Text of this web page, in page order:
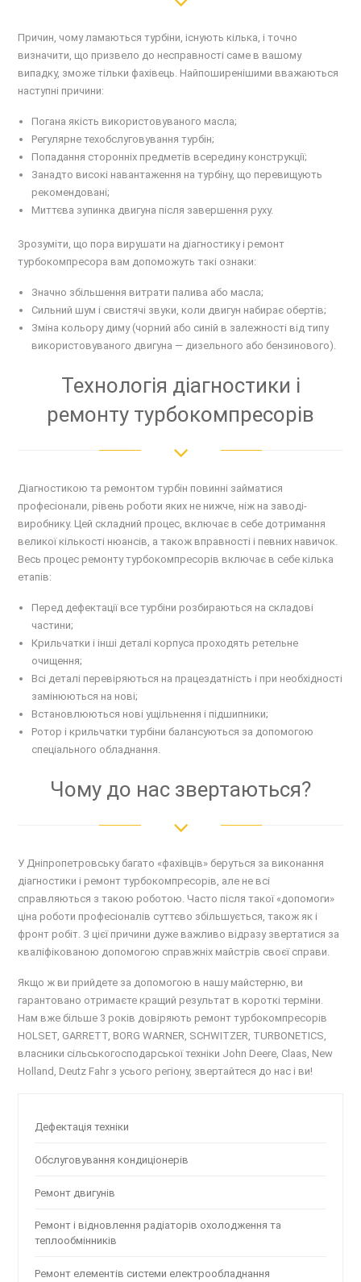
Причин, чому ламаються турбіни, існують кілька, і точно
визначити, що призвело до несправності саме в вашому
випадку, зможе тільки фахівець. Найпоширенішими вважаються
наступні причини:
Погана якість використовуваного масла;
Регулярне техобслуговування турбін;
Попадання сторонніх предметів всередину конструкції;
Занадто високі навантаження на турбіну, що перевищують
рекомендовані;
Миттєва зупинка двигуна після завершення руху.
Зрозуміти, що пора вирушати на діагностику і ремонт
турбокомпресора вам допоможуть такі ознаки:
Значно збільшення витрати палива або масла;
Сильний шум і свистячі звуки, коли двигун набирає обертів;
Зміна кольору диму (чорний або синій в залежності від типу
використовуваного двигуна — дизельного або бензинового).
Технологія діагностики і
ремонту турбокомпресорів
Діагностикою та ремонтом турбін повинні займатися
професіонали, рівень роботи яких не нижче, ніж на заводі-
виробнику. Цей складний процес, включає в себе дотримання
великої кількості нюансів, а також вправності і певних навичок.
Весь процес ремонту турбокомпресорів включає в себе кілька
етапів:
Перед дефектації все турбіни розбираються на складові
частини;
Крильчатки і інші деталі корпуса проходять ретельне
очищення;
Всі деталі перевіряються на працездатність і при необхідності
замінюються на нові;
Встановлюються нові ущільнення і підшипники;
Ротор і крильчатки турбіни балансуються за допомогою
спеціального обладнання.
Чому до нас звертаються?
У Дніпропетровську багато «фахівців» беруться за виконання
діагностики і ремонт турбокомпресорів, але не всі
справляються з такою роботою. Часто після такої «допомоги»
ціна роботи професіоналів суттєво збільшується, також як і
фронт робіт. З цієї причини дуже важливо відразу звертатися за
кваліфікованою допомогою справжніх майстрів своєї справи.
Якщо ж ви прийдете за допомогою в нашу майстерню, ви
гарантовано отримаєте кращий результат в короткі терміни.
Нам вже більше 3 років довіряють ремонт турбокомпресорів
HOLSET, GARRETT, BORG WARNER, SCHWITZER, TURBONETICS,
власники сільськогосподарської техніки John Deere, Claas, New
Holland, Deutz Fahr з усього регіону, звертайтеся до нас і ви!
Дефектація техніки
Обслуговування кондиціонерів
Ремонт двигунів
Ремонт і відновлення радіаторів охолодження та
теплообмінників
Ремонт елементів системи електрообладнання